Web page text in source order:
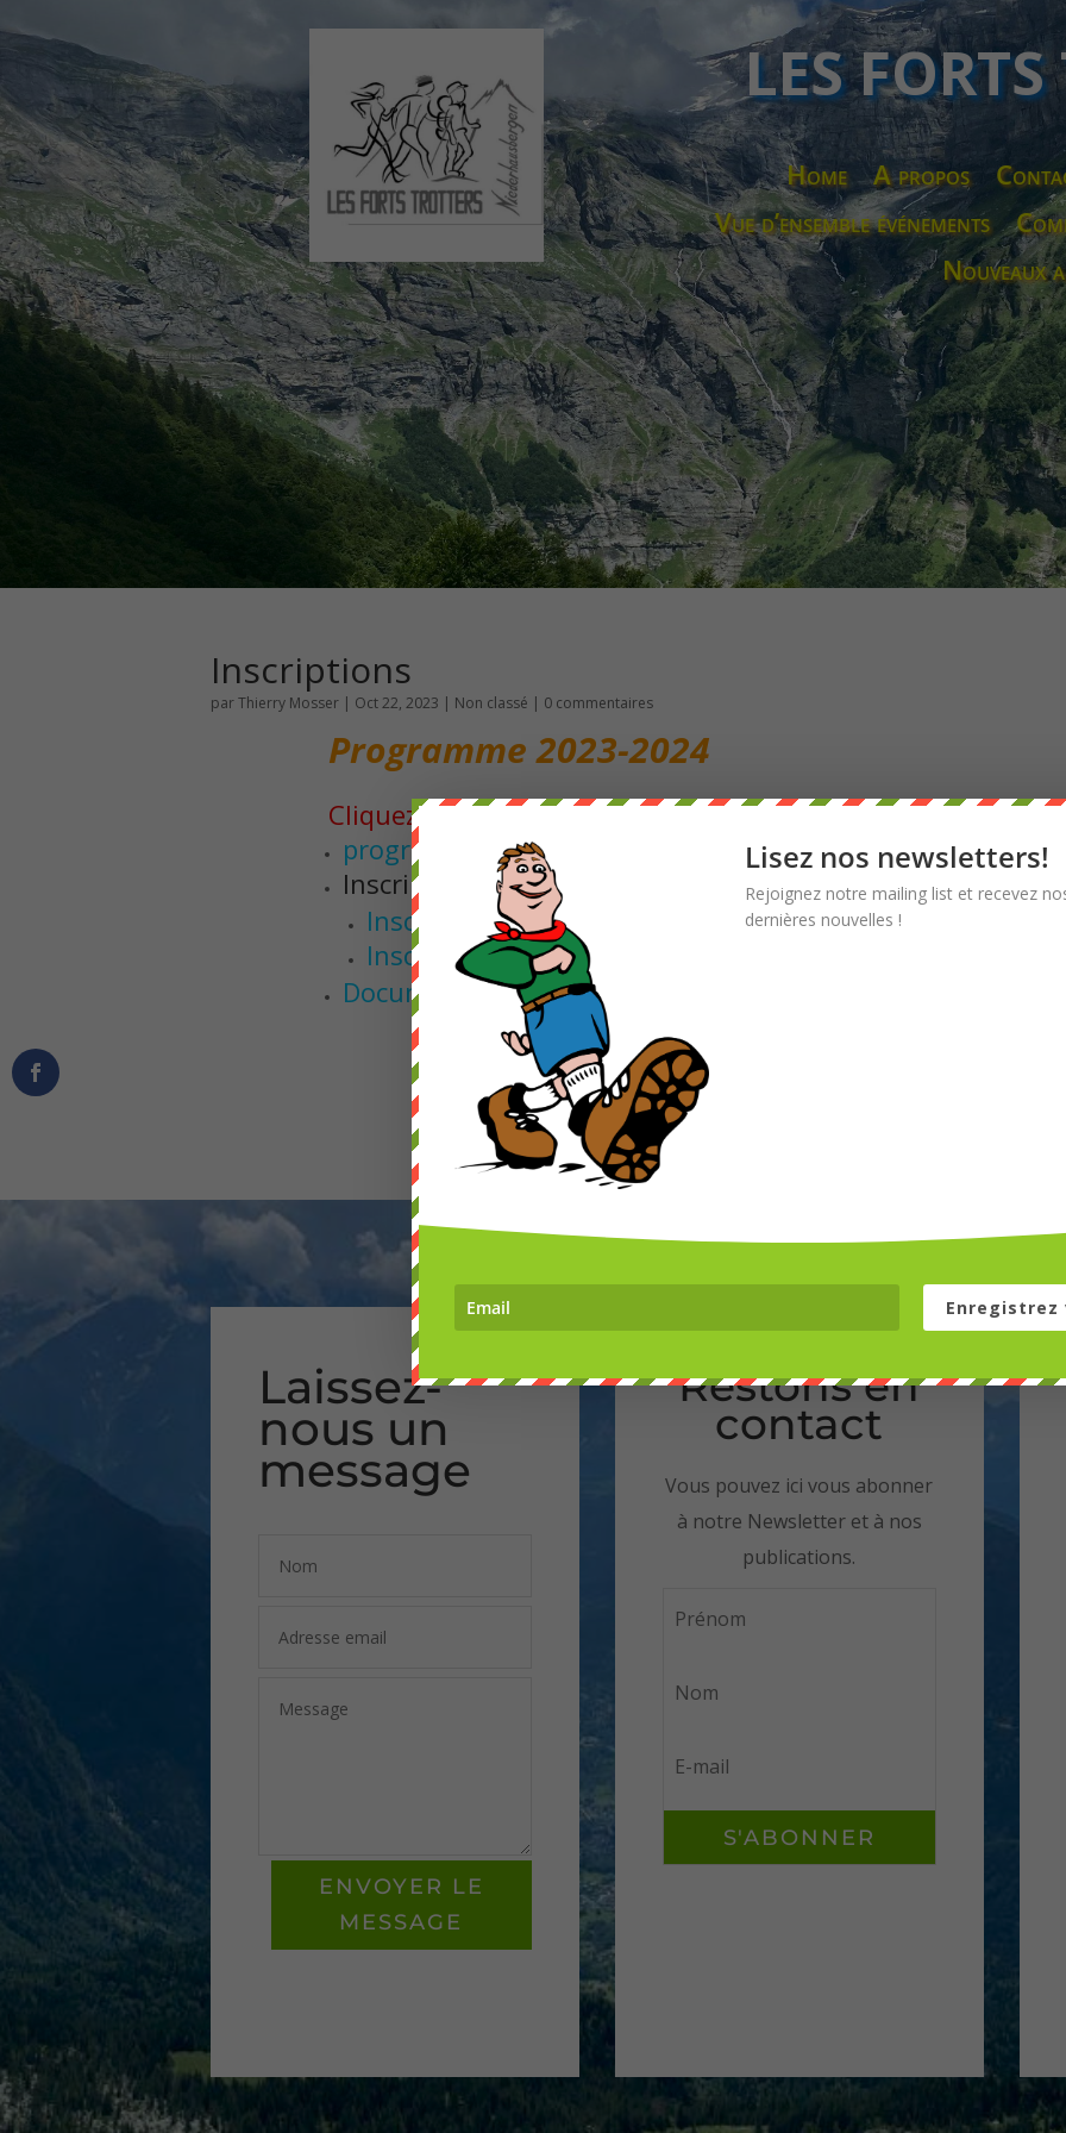
LES
Home A propos
Vue d’ensemble événements
Nouveaux
Inscriptions
parThierry Mosser| Oct 22, 2023 | Non classé | 0 commentaires
Programme 2023-2024
Cliquez sur le lien pour consulter et/ou télécharger
programme23-24 tableau
Inscriptions :
Inscription-23-24-individuel
Inscription 23-24 couple
Documents administratifs
Laissez-
nous un
message
ENVOYER LE
MESSAGE
Restons en
contact
Vous pouvez ici vous abonner
à notre Newsletter et à nos
publications.
S'ABONNER
Lisez nos newsletters!
Rejoignez notre mailing list et recevez
dernières nouvelles !
Enregistrez